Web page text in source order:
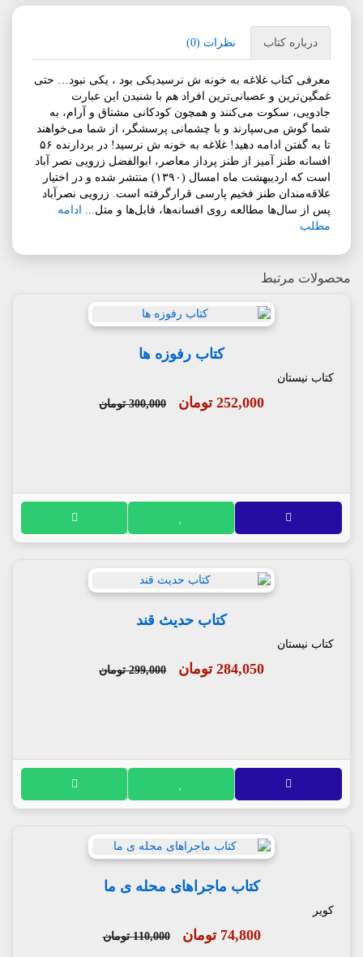
درباره کتاب نظرات (0)
معرفی کتاب غلاغه به خونه ش نرسیدیکی بود ، یکی نبود… حتی
غمگین‌ترین و عصبانی‌ترین افراد هم با شنیدن این عبارت
جادویی‌، سکوت می‌کنند و همچون کودکانی مشتاق و آرام، به
شما گوش می‌سپارند و با چشمانی پرسشگر،‌ از شما می‌خواهند
تا به گفتن ادامه دهید! غلاغه به خونه ش نرسید! در بردارنده ۵۶
افسانه طنز آمیز از طنز پرداز معاصر، ابوالفضل زرویی نصر آباد
است که اردیبهشت ماه امسال (۱۳۹۰) منتشر شده و در اختیار
علاقه‌مندان طنز فخیم پارسی قرارگرفته است. زرویی نصرآباد
پس از سال‌ها مطالعه روی افسانه‌ها، فابل‌ها و متل... ادامه
مطلب
محصولات مرتبط
کتاب رفوزه ها
کتاب نیستان
252,000 تومان 300,000 تومان
کتاب حدیث قند
کتاب نیستان
284,050 تومان 299,000 تومان
کتاب ماجراهای محله ی ما
کویر
74,800 تومان 110,000 تومان